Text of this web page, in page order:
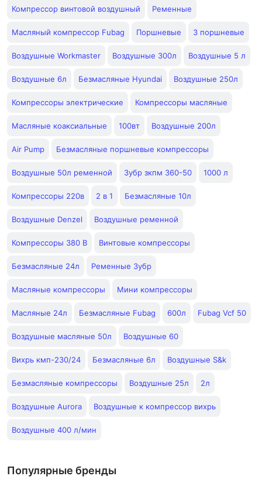
Компрессор винтовой воздушный Ременные
Масляный компрессор Fubag Поршневые 3 поршневые
Воздушные Workmaster Воздушные 300л Воздушные 5 л
Воздушные 6л Безмасляные Hyundai Воздушные 250л
Компрессоры электрические Компрессоры масляные
Масляные коаксиальные 100вт Воздушные 200л
Air Pump Безмасляные поршневые компрессоры
Воздушные 50л ременной Зубр зкпм 360-50 1000 л
Компрессоры 220в 2 в 1 Безмасляные 10л
Воздушные Denzel Воздушные ременной
Компрессоры 380 В Винтовые компрессоры
Безмасляные 24л Ременные Зубр
Масляные компрессоры Мини компрессоры
Масляные 24л Безмасляные Fubag 600л Fubag Vcf 50
Воздушные масляные 50л Воздушные 60
Вихрь кмп-230/24 Безмасляные 6л Воздушные S&k
Безмасляные компрессоры Воздушные 25л 2л
Воздушные Aurora Воздушные к компрессор вихрь
Воздушные 400 л/мин
Популярные бренды